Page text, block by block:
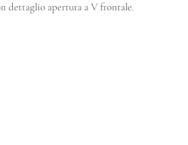
dettaglio apertura a V frontale.